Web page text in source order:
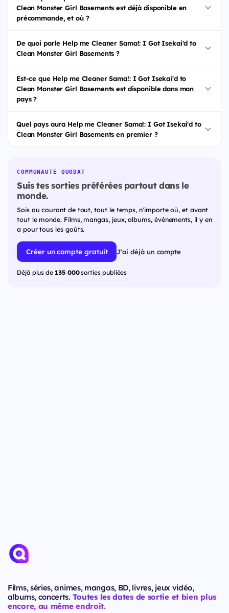
Clean Monster Girl Basements est déjà disponible en
précommande, et où ?
De quoi parle Help me Cleaner Sama!: I Got Isekai'd to
Clean Monster Girl Basements ?
Est-ce que Help me Cleaner Sama!: I Got Isekai'd to
Clean Monster Girl Basements est disponible dans mon
pays ?
Quel pays aura Help me Cleaner Sama!: I Got Isekai'd to
Clean Monster Girl Basements en premier ?
COMMUNAUTÉ QUODAT
Suis tes sorties préférées partout dans le
monde.
Sois au courant de tout, tout le temps, n'importe où, et avant
tout le monde. Films, mangas, jeux, albums, événements, il y en
a pour tous les goûts.
Créer un compte gratuit J'ai déjà un compte
Déjà plus de 135 000sorties publiées
Films, séries, animes, mangas, BD, livres, jeux vidéo,
albums, concerts. Toutes les dates de sortie et bien plus
encore, au même endroit.